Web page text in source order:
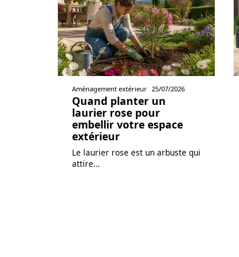
Aménagement extérieur 25/07/2026
Quand planter un
laurier rose pour
embellir votre espace
extérieur
Le laurier rose est un arbuste qui
attire…